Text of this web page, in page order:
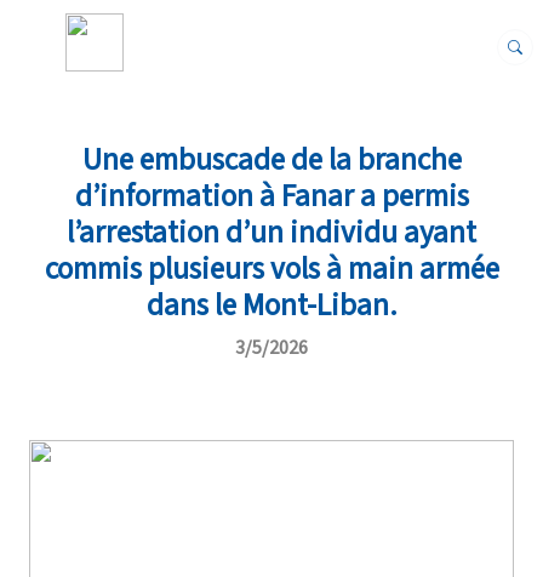
Une embuscade de la branche
d’information à Fanar a permis
l’arrestation d’un individu ayant
commis plusieurs vols à main armée
dans le Mont-Liban.
3/5/2026